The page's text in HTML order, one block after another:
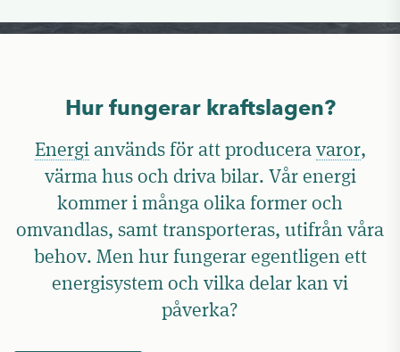
Hur fungerar kraftslagen?
Energi används för att producera varor,
värma hus och driva bilar. Vår energi
kommer i många olika former och
omvandlas, samt transporteras, utifrån våra
behov. Men hur fungerar egentligen ett
energisystem och vilka delar kan vi
påverka?